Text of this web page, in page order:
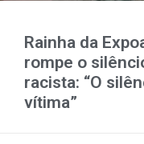
Rainha da
rompe o
racista: “O
vítima”